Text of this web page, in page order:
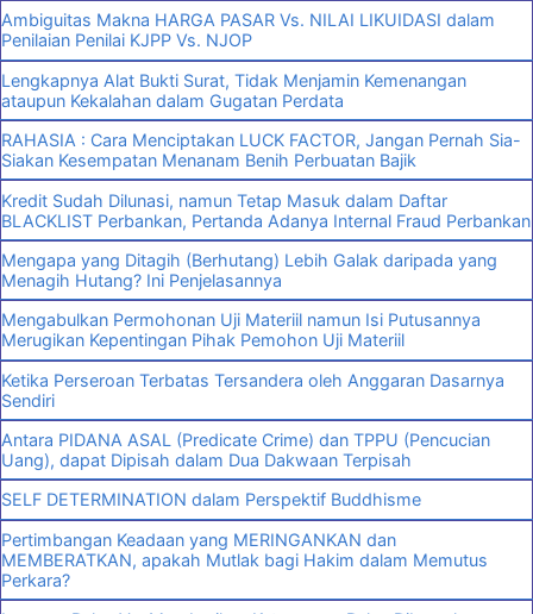
Ambiguitas Makna HARGA PASAR Vs. NILAI LIKUIDASI dalam
Penilaian Penilai KJPP Vs. NJOP
Lengkapnya Alat Bukti Surat, Tidak Menjamin Kemenangan
ataupun Kekalahan dalam Gugatan Perdata
RAHASIA : Cara Menciptakan LUCK FACTOR, Jangan Pernah Sia-
Siakan Kesempatan Menanam Benih Perbuatan Bajik
Kredit Sudah Dilunasi, namun Tetap Masuk dalam Daftar
BLACKLIST Perbankan, Pertanda Adanya Internal Fraud Perbankan
Mengapa yang Ditagih (Berhutang) Lebih Galak daripada yang
Menagih Hutang? Ini Penjelasannya
Mengabulkan Permohonan Uji Materiil namun Isi Putusannya
Merugikan Kepentingan Pihak Pemohon Uji Materiil
Ketika Perseroan Terbatas Tersandera oleh Anggaran Dasarnya
Sendiri
Antara PIDANA ASAL (Predicate Crime) dan TPPU (Pencucian
Uang), dapat Dipisah dalam Dua Dakwaan Terpisah
SELF DETERMINATION dalam Perspektif Buddhisme
Pertimbangan Keadaan yang MERINGANKAN dan
MEMBERATKAN, apakah Mutlak bagi Hakim dalam Memutus
Perkara?